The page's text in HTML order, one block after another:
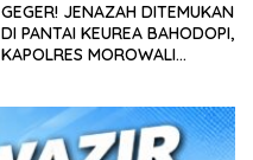
GEGER! JENAZAH DITEMUKAN
DI PANTAI KEUREA BAHODOPI,
KAPOLRES MOROWALI